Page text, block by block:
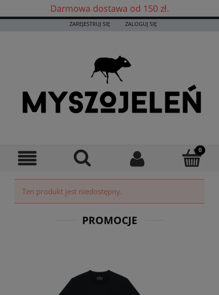
Darmowa dostawa od 150 zł.
Darmowa dostawa już od 150 zł! ✨
ZAREJESTRUJ SIĘ ZALOGUJ SIĘ
Ten produkt jest niedostępny.
PROMOCJE